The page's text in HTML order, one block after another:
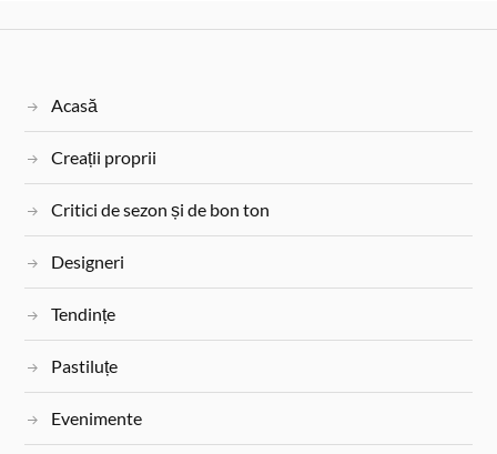
Acasă
Creații proprii
Critici de sezon și de bon ton
Designeri
Tendințe
Pastiluțe
Evenimente